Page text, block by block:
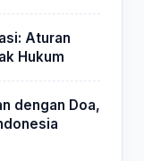
Aturan
Hukum
dengan Doa,